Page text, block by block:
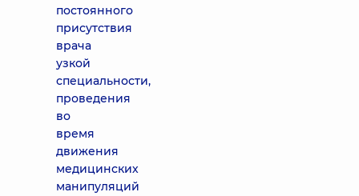
постоянного
присутствия
врача
узкой
специальности,
проведения
во
время
движения
медицинских
манипуляций